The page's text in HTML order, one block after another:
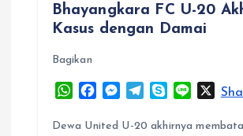
Bhayangkara FC U-20
Kasus dengan Damai
Bagikan
W
a
c
M
s
l
y
n
X
Dewa United U-20 akhirnya